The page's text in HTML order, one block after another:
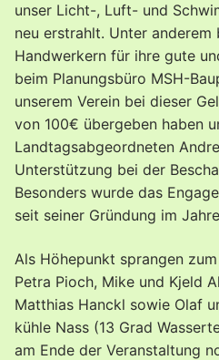
unser Licht-, Luft- und
neu erstrahlt. Unter
Handwerkern für ihre gute
beim Planungsbüro MSH-
unserem Verein bei dieser
von 100€ übergeben haben
Landtagsabgeordneten
Unterstützung bei der
Besonders wurde das
seit seiner Gründung im
Als Höhepunkt sprangen
Petra Pioch, Mike und Kjeld
Matthias Hanckl sowie Olaf
kühle Nass (13 Grad
am Ende der Veranstaltung